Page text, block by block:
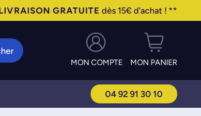
GRATUITE dès 15€ d’achat ! **
MON COMPTE MON PANIER
04 92 91 30 10